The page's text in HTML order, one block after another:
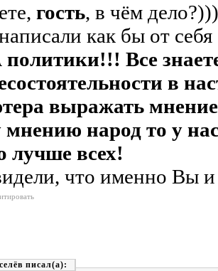
гость, в чём дело?)))
как бы от
Все
в
выражать мнение
народ то у
лучше всех!
что именно Вы и